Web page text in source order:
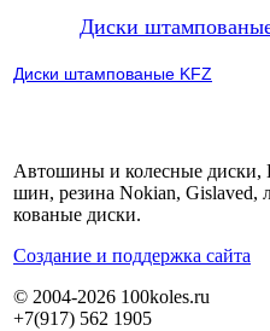
Диски
Диски штампованые KFZ
Автошины и колесные диски,
шин, резина Nokian, Gislaved,
кованые диски.
Cоздание и поддержка сайта
© 2004-2026 100koles.ru
+7(917) 562 1905